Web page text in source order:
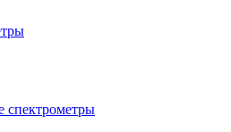
спектрометры